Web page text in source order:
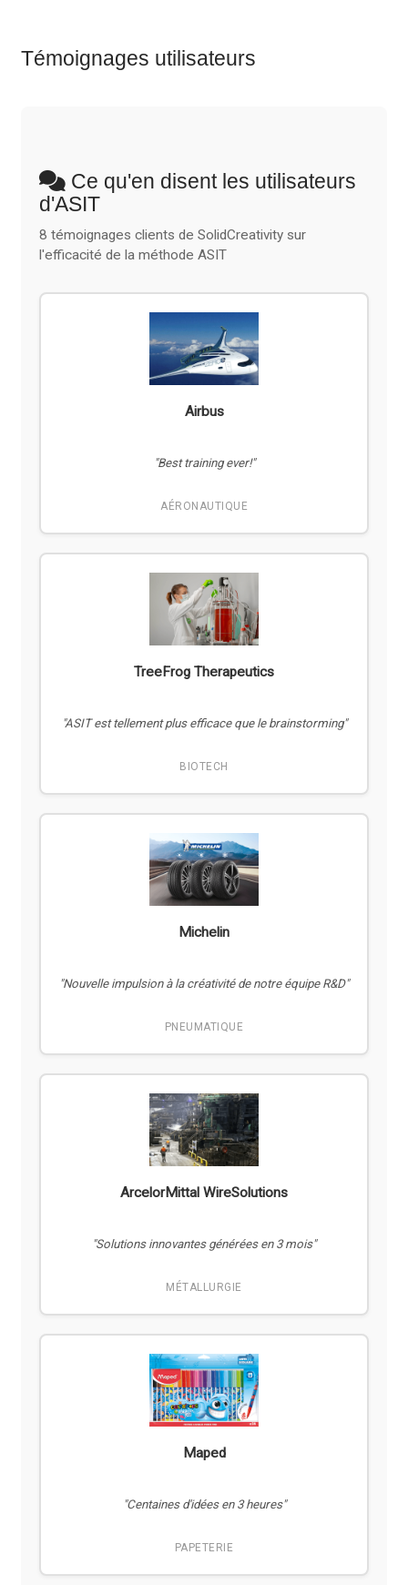
Témoignages utilisateurs
Ce qu'en disent les utilisateurs
d'ASIT
8 témoignages clients de SolidCreativity sur
l'efficacité de la méthode ASIT
Airbus
"Best training ever!"
AÉRONAUTIQUE
TreeFrog Therapeutics
"ASIT est tellement plus efficace que le brainstorming"
BIOTECH
Michelin
"Nouvelle impulsion à la créativité de notre équipe R&D"
PNEUMATIQUE
ArcelorMittal WireSolutions
"Solutions innovantes générées en 3 mois"
MÉTALLURGIE
Maped
"Centaines d'idées en 3 heures"
PAPETERIE